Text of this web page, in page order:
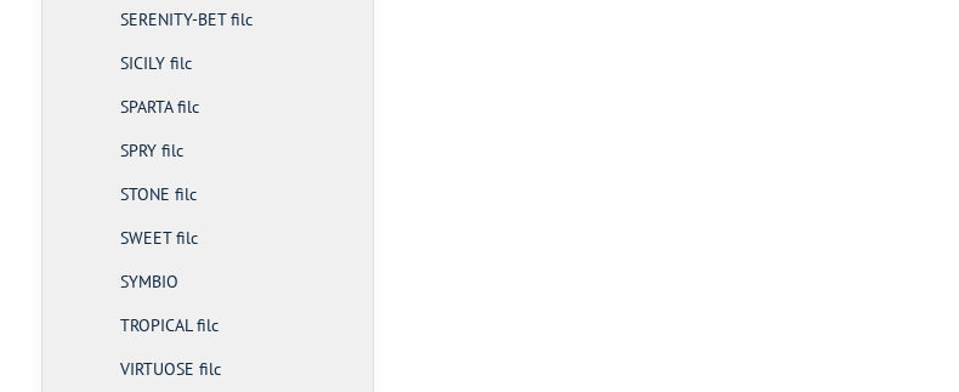
SERENITY-BET filc
SICILY filc
SPARTA filc
SPRY filc
STONE filc
SWEET filc
SYMBIO
TROPICAL filc
VIRTUOSE filc